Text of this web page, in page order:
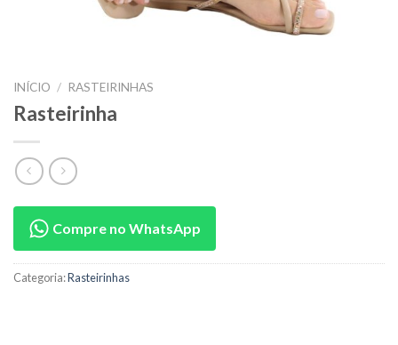
INÍCIO / RASTEIRINHAS
Rasteirinha
Compre no WhatsApp
Categoria:Rasteirinhas